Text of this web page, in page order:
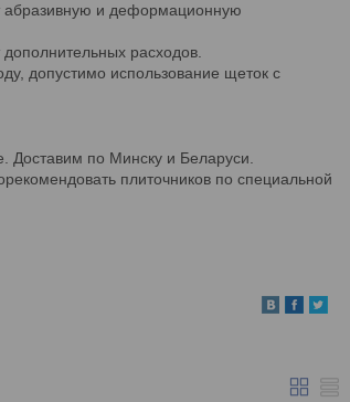
абразивную и деформационную
расходов.
допустимо использование щеток с
Доставим по Минску и Беларуси.
плиточников по специальной